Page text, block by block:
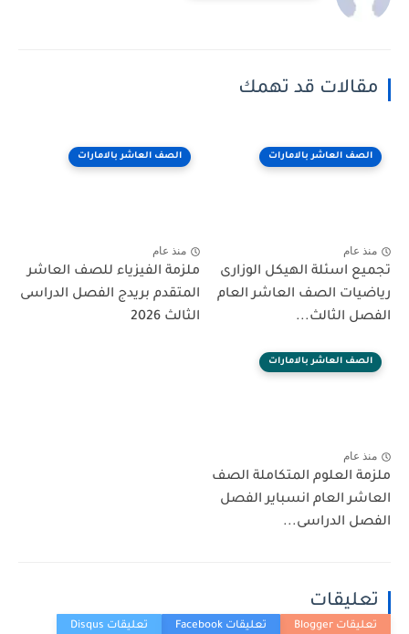
قد تهمك
العاشر بالامارات
اسئلة الهيكل الوزارى
الصف العاشر العام
الثالث...
الصف العاشر بالامارات
ملزمة الفيزياء للصف العاشر
المتقدم بريدج الفصل الدراسى
العاشر بالامارات
العلوم المتكاملة الصف
العام انسباير الفصل
الدراسى...